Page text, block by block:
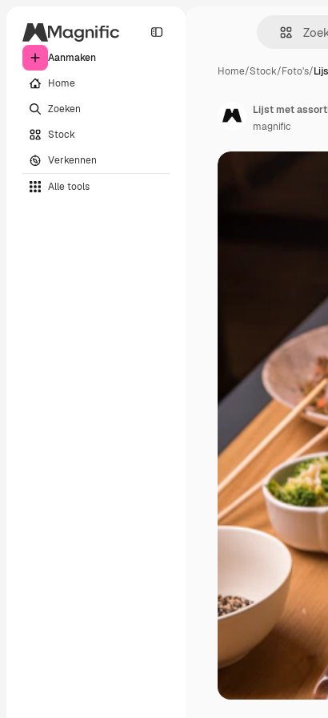
Aanmaken
Home
Zoeken
Stock
Verkennen
Alle tools
Home/Stock/Foto's/
Lijst met
magnific